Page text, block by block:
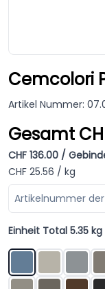
Cemcolori
Artikel Nummer:
Gesamt
CHF 136.00 /
CHF 25.56 / kg
Artikelnummer der
Einheit Total 5.35 kg